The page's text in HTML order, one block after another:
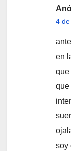
4 de
en
que
que
soy